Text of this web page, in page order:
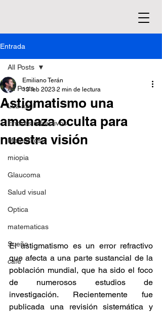
Entrada
All Posts
Luz azul
Errores refractivos
Meteoritos
miopia
Glaucoma
Salud visual
Optica
matematicas
Sueño
cafe
All Posts
Astigmatismo una
amenaza oculta para
nuestra visión
Emiliano Terán
13 feb 2023 2 min de lectura
El astigmatismo es un error refractivo
que afecta a una parte sustancial de la
población mundial, que ha sido el foco
de numerosos estudios de
investigación. Recientemente fue
publicada una revisión sistemática y